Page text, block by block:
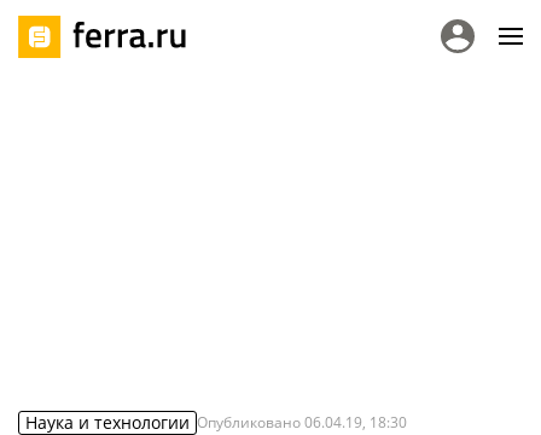
Наука и технологии Опубликовано06.04.19, 18:30